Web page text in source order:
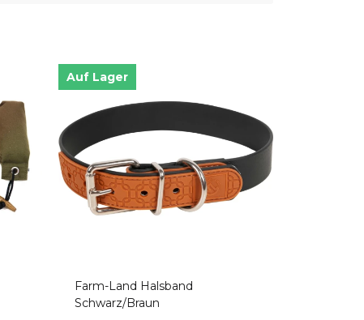
Auf Lager
Farm-Land Halsband
Schwarz/Braun